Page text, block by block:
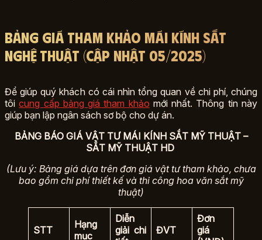
Bảng Giá Tham Khảo Mái Kính Sắt
Nghệ Thuật (Cập Nhật 05/2025)
Để giúp quý khách có cái nhìn tổng quan về chi phí, chúng
tôicung cấp bảng giá tham khảo mới nhất. Thông tin này
giúp bạn lập ngân sách sơ bộ cho dự án.
BẢNG BÁO GIÁ VẬT TƯ MÁI KÍNH SẮT MỸ THUẬT –
SẮT MỸ THUẬT HD
(Lưu ý: Bảng giá dựa trên đơn giá vật tư tham khảo, chưa
bao gồm chi phí thiết kế và thi công hoa văn sắt mỹ
thuật)
STT
Hạng
mục
Diễn
giải chi
ĐVT
Đơn
giá